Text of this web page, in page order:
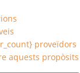
proveïdors
aquests propòsits